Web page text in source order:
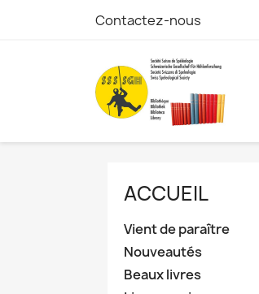
Contactez-nous
ACCUEIL
Vient de paraître
Nouveautés
Beaux livres